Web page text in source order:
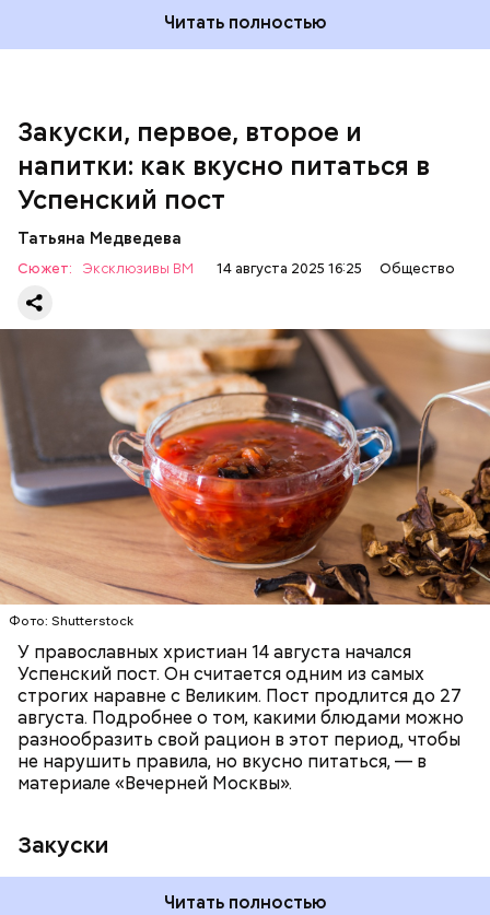
Читать полностью
Закуски, первое, второе и
напитки: как вкусно питаться в
Успенский пост
Татьяна Медведева
Сюжет: Эксклюзивы ВМ 14 августа 2025 16:25 Общество
Фото: Shutterstock
У православных христиан 14 августа начался
Успенский пост. Он считается одним из самых
строгих наравне с Великим. Пост продлится до 27
августа. Подробнее о том, какими блюдами можно
разнообразить свой рацион в этот период, чтобы
не нарушить правила, но вкусно питаться, — в
материале «Вечерней Москвы».
Закуски
Баклажаны с овощами
200 г шпината;
зелень петрушки и укропа.
Читать полностью
ПРАВОСЛАВИЕ ЕДА РЕЦЕПТЫ